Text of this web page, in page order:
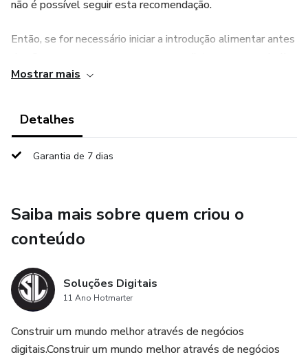
não é possível seguir esta recomendação.
Então, se for necessário iniciar a introdução alimentar antes
indique os melhores alimentos.
dúvidas para os pais, e de muitas descobertas tanto para o
texturas dos alimentos.
E cabe a nós - pais, avós e cuidadores - apresentar esse
mundo aos pequenos com muita cautela e paciência para
que seja um momento prazeroso.
Mostrar mais
Detalhes
Garantia de 7 dias
Saiba mais sobre quem criou o
conteúdo
Soluções Digitais
11 Ano Hotmarter
Construir um mundo melhor através de negócios
digitais.Construir um mundo melhor através de negócios